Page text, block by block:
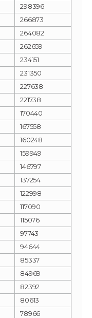
298396
266873
264082
262659
234151
231350
227638
221738
170440
167558
160248
159949
146797
137254
122998
117090
115076
97743
94644
85337
84969
82392
80613
78966